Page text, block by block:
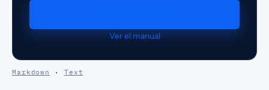
Ver el manual
Markdown · Text